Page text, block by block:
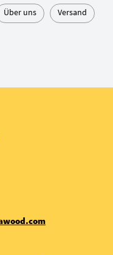
Über uns Versand